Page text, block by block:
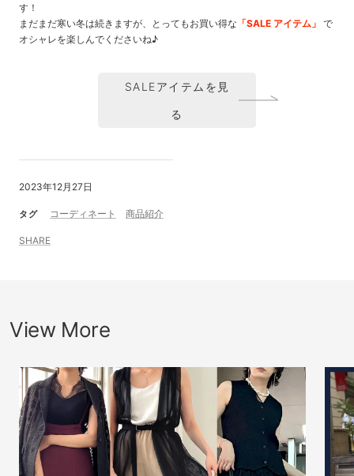
2023年12月27日
タグ コーディネート 商品紹介
SHARE
す！
まだまだ寒い冬は続きますが、とってもお買い得な 「SALE アイテム」 で
オシャレを楽しんでくださいね♪
SALEアイテムを見
る
View More